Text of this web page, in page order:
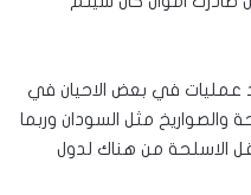
عمليات في بعض الاحيان في
والصواريخ مثل السودان وربما
الاسلحة من هناك لدول